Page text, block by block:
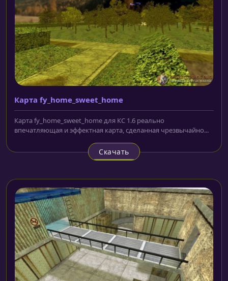
Карта fy_home_sweet_home
Карта fy_home_sweet_home для КС 1.6 реально
впечатляющая и эффектная карта, сделанная чрезвычайно...
Скачать